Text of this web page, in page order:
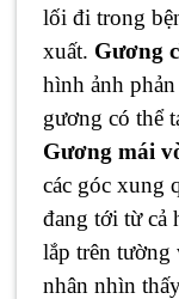
lối đi trong
xuất. Gương
hình ảnh
gương có thể
Gương mái
các góc xung
đang tới từ cả
lắp trên tường
nhân nhìn